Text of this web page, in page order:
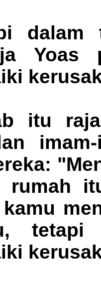
Yoas
itu
rumah